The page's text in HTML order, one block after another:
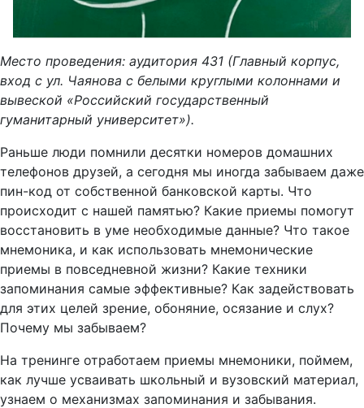
Место проведения: аудитория 431 (Главный корпус,
вход с ул. Чаянова с белыми круглыми колоннами и
вывеской «Российский государственный
гуманитарный университет»).
Раньше люди помнили десятки номеров домашних
телефонов друзей, а сегодня мы иногда забываем даже
пин-код от собственной банковской карты. Что
происходит с нашей памятью? Какие приемы помогут
восстановить в уме необходимые данные? Что такое
мнемоника, и как использовать мнемонические
приемы в повседневной жизни? Какие техники
запоминания самые эффективные? Как задействовать
для этих целей зрение, обоняние, осязание и слух?
Почему мы забываем?
На тренинге отработаем приемы мнемоники, поймем,
как лучше усваивать школьный и вузовский материал,
узнаем о механизмах запоминания и забывания.